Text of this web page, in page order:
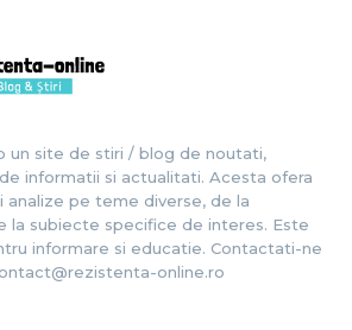
un site de stiri / blog de noutati,
informatii si actualitati. Acesta ofera
analize pe teme diverse, de la
la subiecte specifice de interes. Este
informare si educatie. Contactati-ne
online.ro